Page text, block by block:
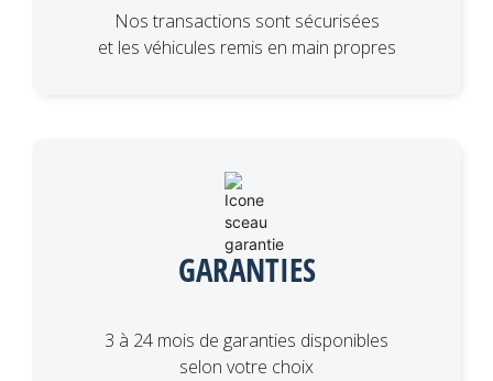
Nos transactions sont sécurisées
et les véhicules remis en main propres
GARANTIES
3 à 24 mois de garanties disponibles
selon votre choix